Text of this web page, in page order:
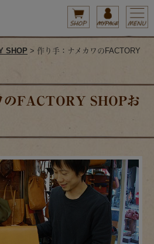
SHOP > 作り手：ナメカワのFACTORY
のFACTORY SHOPお